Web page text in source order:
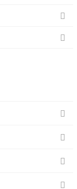





